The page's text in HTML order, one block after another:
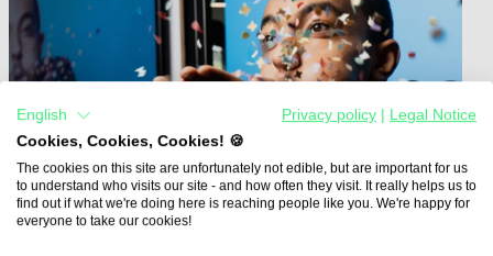
English Privacy policy
Legal Notice
Cookies, Cookies, Cookies! 🍪
The cookies on this site are unfortunately not edible, but are important for us
to understand who visits our site - and how often they visit. It really helps us to
find out if what we're doing here is reaching people like you. We're happy for
everyone to take our cookies!